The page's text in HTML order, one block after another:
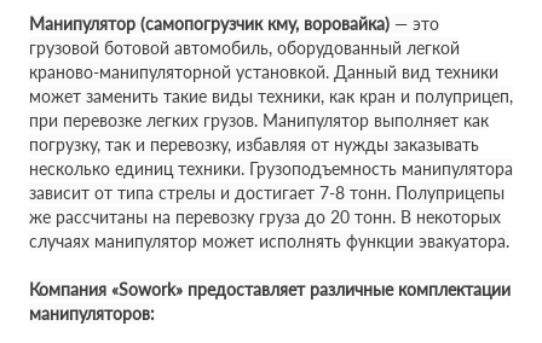
Манипулятор (самопогрузчик кму, воровайка) — это
грузовой ботовой автомобиль, оборудованный легкой
краново-манипуляторной установкой. Данный вид техники
может заменить такие виды техники, как кран и полуприцеп,
при перевозке легких грузов. Манипулятор выполняет как
погрузку, так и перевозку, избавляя от нужды заказывать
несколько единиц техники. Грузоподъемность манипулятора
зависит от типа стрелы и достигает 7-8 тонн. Полуприцепы
же рассчитаны на перевозку груза до 20 тонн. В некоторых
случаях манипулятор может исполнять функции эвакуатора.
Компания «Sowork» предоставляет различные комплектации
манипуляторов: